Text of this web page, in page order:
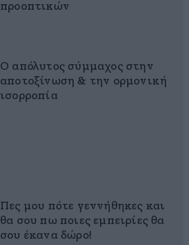
προοπτικών
Ο απόλυτος σύμμαχος στην
αποτοξίνωση & την ορμονική
ισορροπία
Πες μου πότε γεννήθηκες και
θα σου πω ποιες εμπειρίες θα
σου έκανα δώρο!